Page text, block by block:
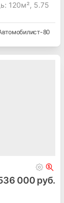
120м², 5.75
80
000 руб.